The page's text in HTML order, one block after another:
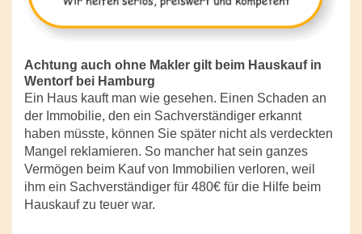
Achtung auch ohne Makler gilt beim Hauskauf in
Wentorf bei Hamburg
Ein Haus kauft man wie gesehen. Einen Schaden an
der Immobilie, den ein Sachverständiger erkannt
haben müsste, können Sie später nicht als verdeckten
Mangel reklamieren. So mancher hat sein ganzes
Vermögen beim Kauf von Immobilien verloren, weil
ihm ein Sachverständiger für 480€ für die Hilfe beim
Hauskauf zu teuer war.